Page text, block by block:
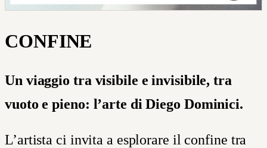
CONFINE
Un viaggio tra visibile e invisibile, tra
vuoto e pieno: l’arte di Diego Dominici.
L’artista ci invita a esplorare il confine tra